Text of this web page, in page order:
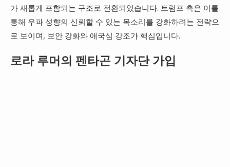
가 새롭게 포함되는 구조로 전환되었습니다. 트럼프 측은 이를
통해 우파 성향의 신뢰할 수 있는 목소리를 강화하려는 전략으
로 보이며, 보안 강화와 애국심 강조가 핵심입니다.
로라 루머의 펜타곤 기자단 가입